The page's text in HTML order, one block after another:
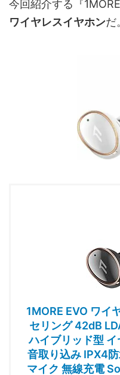
今回紹介する『1MORE
ワイヤレスイヤホンだ
1MORE EVO ワイ
セリング 42dB
ハイブリッド型
音取り込み IPX4
マイク 無線充電